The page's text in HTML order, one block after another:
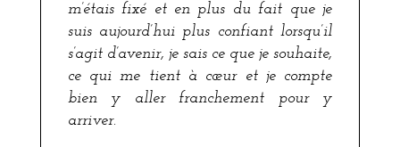
m’étais fixé et en plus du fait que je
suis aujourd’hui plus confiant lorsqu’il
s’agit d’avenir, je sais ce que je souhaite,
ce qui me tient à cœur et je compte
bien y aller franchement pour y
arriver.